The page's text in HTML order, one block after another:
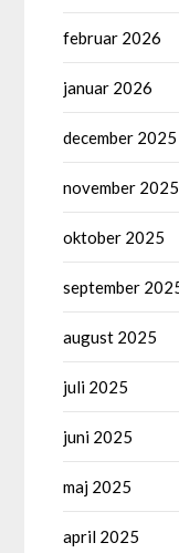
februar 2026
januar 2026
december 2025
november 2025
oktober 2025
september
august 2025
juli 2025
juni 2025
maj 2025
april 2025